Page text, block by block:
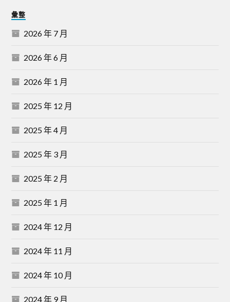
彙整
2026 年 7 月
2026 年 6 月
2026 年 1 月
2025 年 12 月
2025 年 4 月
2025 年 3 月
2025 年 2 月
2025 年 1 月
2024 年 12 月
2024 年 11 月
2024 年 10 月
2024 年 9 月